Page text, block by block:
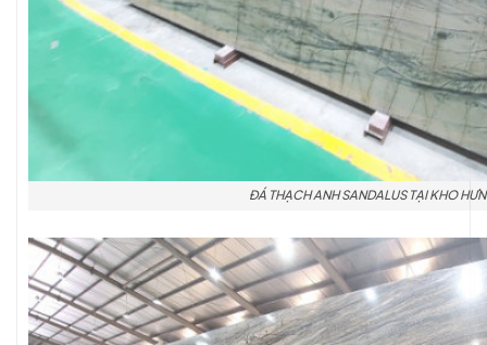
ĐÁ THẠCH ANH SANDALUS TẠI KHO